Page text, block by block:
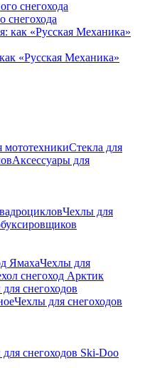
снегохода
«Русская Механика»
Стекла для
Аксессуары для
Чехлы для
ЯмахаЧехлы для
снегоход Арктик
снегоходов
Чехлы для снегоходов
снегоходов Ski-Doo